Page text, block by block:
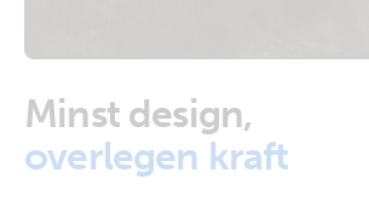
Minst design,
overlegen kraft